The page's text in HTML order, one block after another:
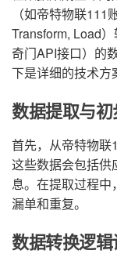
（如帝特物联
Transform, Load
奇门API接口）的
下是详细的技术方
数据提取与
首先，从帝特物联
这些数据会包括供
息。在提取过程
漏单和重复。
数据转换逻辑